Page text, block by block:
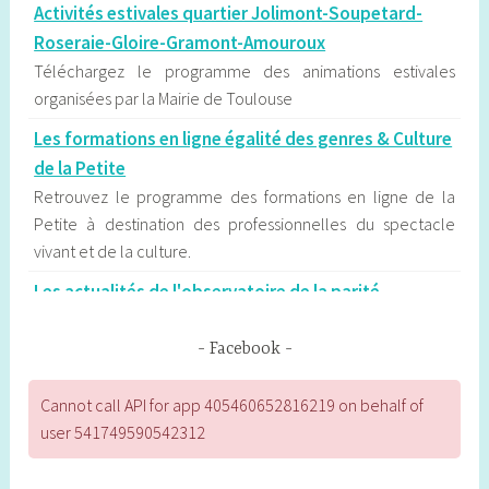
Activités estivales quartier Jolimont-Soupetard-
Roseraie-Gloire-Gramont-Amouroux
Téléchargez le programme des animations estivales
organisées par la Mairie de Toulouse
Les formations en ligne égalité des genres & Culture
de la Petite
Retrouvez le programme des formations en ligne de la
Petite à destination des professionnelles du spectacle
vivant et de la culture.
Les actualités de l'observatoire de la parité
L’Observatoire régional de la parité d’Occitanie contribue
au débat public sur l’égalité entre les femmes et les
hommes en publiant des communiqués qui sont
fréquemment exploités par la presse régionale.
Facebook
Cannot call API for app 405460652816219 on behalf of
user 541749590542312